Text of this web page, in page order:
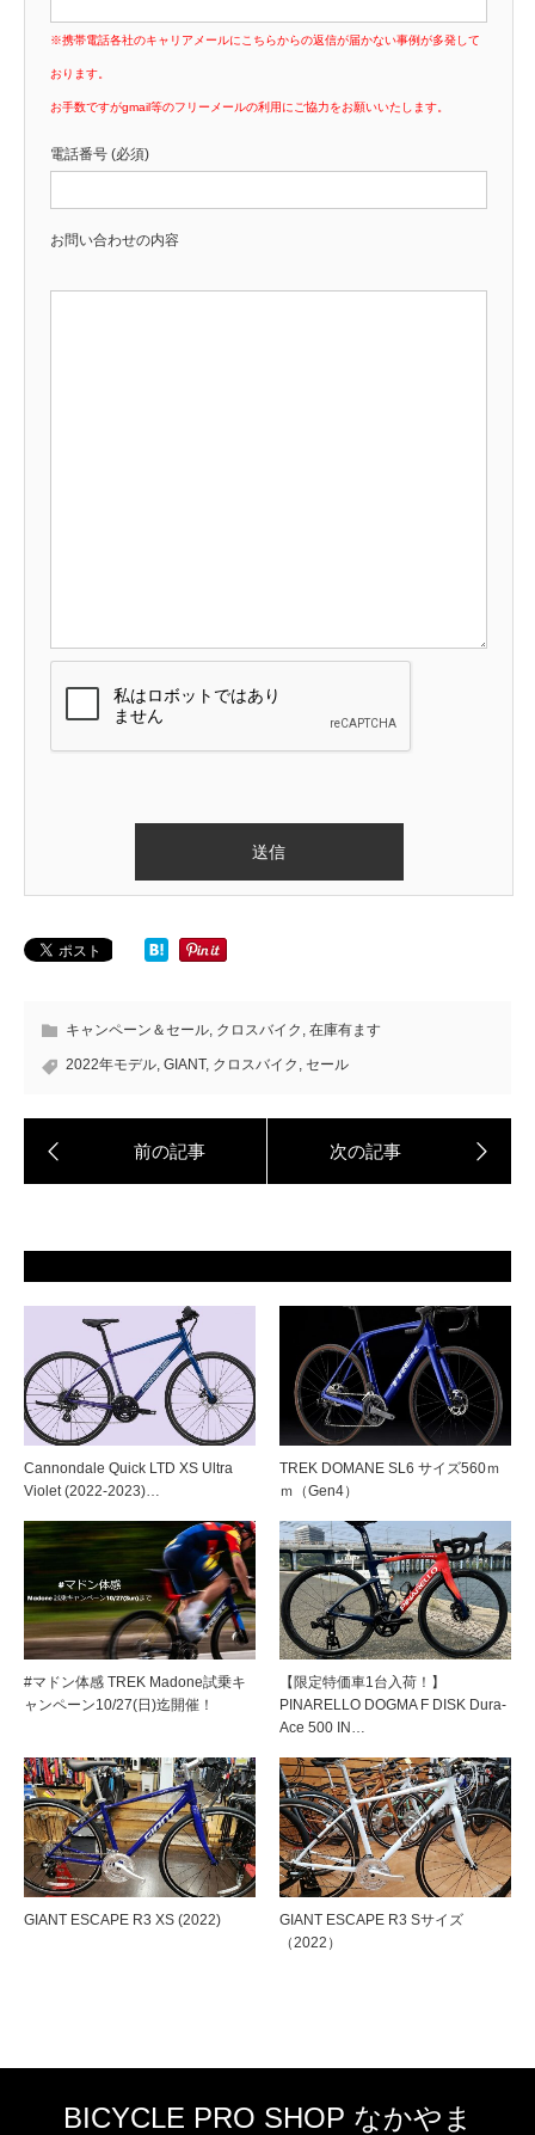
※携帯電話各社のキャリアメールにこちらからの返信が届かない事例が多発して
おります。
お手数ですがgmail等のフリーメールの利用にご協力をお願いいたします。
電話番号 (必須)
お問い合わせの内容
キャンペーン＆セール, クロスバイク , 在庫有ます
2022年モデル, GIANT, クロスバイク , セール
Cannondale Quick LTD XS Ultra
Violet (2022-2023)…
TREK DOMANE SL6 サイズ560ｍ
ｍ（Gen4）
#マドン体感 TREK Madone試乗キ
ャンペーン10/27(日)迄開催！
【限定特価車1台入荷！】
PINARELLO DOGMA F DISK Dura-
Ace 500 IN…
GIANT ESCAPE R3 XS (2022)
GIANT ESCAPE R3 Sサイズ
（2022）
BICYCLE PRO SHOP なかやま